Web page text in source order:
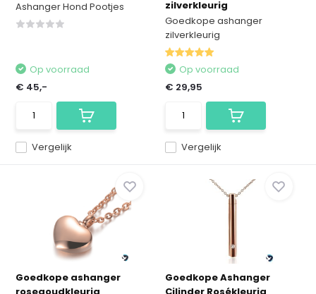
Ashanger Hond Pootjes
Vergelijk
Op voorraad
€ 45,-
zilverkleurig
Goedkope ashanger
zilverkleurig
Vergelijk
Op voorraad
€ 29,95
Goedkope ashanger
Goedkope Ashanger